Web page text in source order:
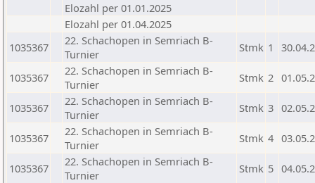
Elozahl per 01.01.2025
Elozahl per 01.04.2025
1035367
22. Schachopen in Semriach B-
Turnier
Stmk 1
1035367
22. Schachopen in Semriach B-
Turnier
Stmk 2
1035367
22. Schachopen in Semriach B-
Turnier
Stmk 3
1035367
22. Schachopen in Semriach B-
Turnier
Stmk 4
1035367
22. Schachopen in Semriach B-
Turnier
Stmk 5